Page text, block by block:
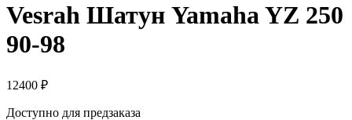
Vesrah Шатун Yamaha YZ 250
90-98
12400 ₽
Доступно для предзаказа